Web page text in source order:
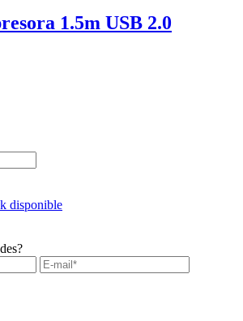
1.5m USB 2.0
disponible